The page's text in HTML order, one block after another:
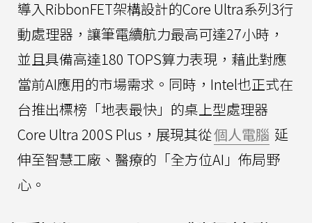
導入RibbonFET架構設計的Core Ultra系列3行
動處理器，讓筆電續航力最高可達27小時，
並且具備高達180 TOPS算力表現，藉此對應
當前AI應用的市場需求。同時，Intel也正式在
台推出標榜「地表最快」的桌上型處理器
Core Ultra 200S Plus，展現其從個人電腦 延
伸至智慧工廠、醫療的「全方位AI」佈局野
心。